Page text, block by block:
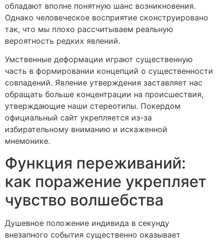
обладают вполне понятную шанс возникновения.
Однако человеческое восприятие сконструировано
так, что мы плохо рассчитываем реальную
вероятность редких явлений.
Умственные деформации играют существенную
часть в формировании концепций о существенности
совпадений. Явление утверждения заставляет нас
обращать больше концентрации на происшествия,
утверждающие наши стереотипы. Покердом
официальный сайт укрепляется из-за
избирательному вниманию и искаженной
мнемонике.
Функция переживаний:
как поражение укрепляет
чувство волшебства
Душевное положение индивида в секунду
внезапного события существенно оказывает